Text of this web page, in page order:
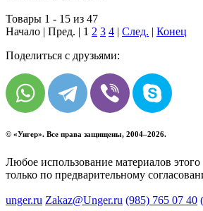
Товары 1 - 15 из 47
Начало | Пред. | 1 2 3 4 | След. | Конец
Поделиться с друзьями:
© «Унгер». Все права защищены, 2004–2026.
Любое использование материалов этого
только по предварительному
unger.ru Zakaz@Unger.ru (985) 765 07 40